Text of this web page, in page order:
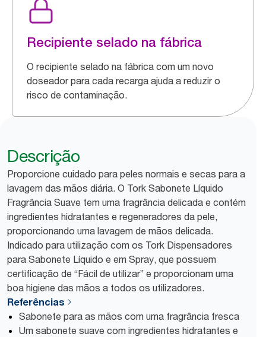
Recipiente selado na fábrica
O recipiente selado na fábrica com um novo
doseador para cada recarga ajuda a reduzir o
risco de contaminação.
Descrição
Proporcione cuidado para peles normais e secas para a
lavagem das mãos diária. O Tork Sabonete Líquido
Fragrância Suave tem uma fragrância delicada e contém
ingredientes hidratantes e regeneradores da pele,
proporcionando uma lavagem de mãos delicada.
Indicado para utilização com os Tork Dispensadores
para Sabonete Líquido e em Spray, que possuem
certificação de “Fácil de utilizar” e proporcionam uma
boa higiene das mãos a todos os utilizadores.
Referências
Sabonete para as mãos com uma fragrância fresca
Um sabonete suave com ingredientes hidratantes e